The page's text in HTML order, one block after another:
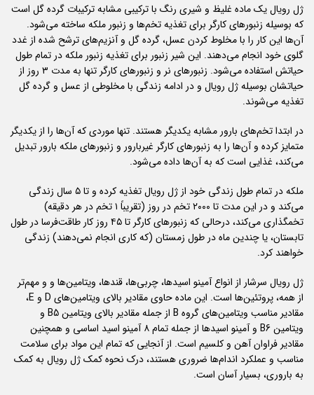
ژل رویال یک ماده غلیظ و شیری رنگ با ترکیبی مشابه ترکیبات گرده گل است
که بوسیله زنبورهای کارگر برای تغذیه تخم‌ها و زنبور ملکه ساخته می‌شود.
آن‌ها این کار را با مخلوط کردن عسل، گرده گل و آنزیم‌های ترشح شده از غدد
گلوی خود انجام می‌دهند. این شیر زنبور برای تغذیه زنبور ملکه در تمام طول
حیاتش استفاده می‌شود. زنبورهای نر و زنبورهای کارگر تنها به مدت ۳ روز از
حیاتشان بوسیله ژل رویال و در ادامه زندگی با مخلوطی از عسل و گرده گل
تغذیه می‌شوند.
در ابتدا تخم‌های بارور مشابه یکدیگر هستند. تنها موردی که آن‌ها را از یکدیگر
متمایز کرده و آن‌ها را به زنبورهای کارگر غیربارور و زنبورهای ملکه بارور تبدیل
می‌کند، غذایی است که به آن‌ها داده می‌شود.
ملکه در تمام طول زندگی خود از ژل رویال تغذیه کرده و تا ۵ سال زندگی
می‌کند و در این مدت تا ۲۰۰۰ تخم در روز (تقریباً ۱ تخم در هر دقیقه)
تخمگذاری می‌کند، درحالی که زنبورهای کارگر تا ۴۵ روز کار طاقت‌فرسا در طول
تابستان، یا چندین ماه در طول زمستان (که کاری انجام نمی‌دهند) زندگی
خواهند کرد.
ژل رویال سرشار از انواع آمینو اسیدها، چربی‌ها، قندها، ویتامین‌ها و و مهم‌تر
از همه، پروتئین‌ها است. این ماده حاوی مقادیر بالای ویتامین‌های D و E،
مقادیر مناسب ویتامین‌های گروه B از جمله مقادیر بالای ویتامین B5 و
ویتامین B6 و آمینو اسیدها از جمله تمام ۸ آمینو اسید اساسی و همچنین
مقادیر فراوان آهن و کلسیم است. از آنجایی که تمام این مواد برای سلامت
مناسب و عملکرد اندام‌ها ضروری هستند، درک نحوه کمک ژل رویال به کمک
به باروری، بسیار آسان است.